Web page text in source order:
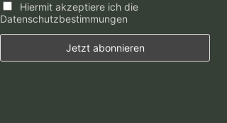
Hiermit akzeptiere ich die
Datenschutzbestimmungen